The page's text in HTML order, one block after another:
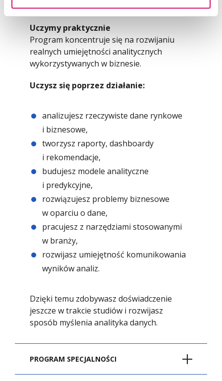
na konkretne rekomendacje biznesowe.
Uczymy praktycznie
Program koncentruje się na rozwijaniu
realnych umiejętności analitycznych
wykorzystywanych w biznesie.
Uczysz się poprzez działanie:
analizujesz rzeczywiste dane rynkowe
i biznesowe,
tworzysz raporty, dashboardy
i rekomendacje,
budujesz modele analityczne
i predykcyjne,
rozwiązujesz problemy biznesowe
w oparciu o dane,
pracujesz z narzędziami stosowanymi
w branży,
rozwijasz umiejętność komunikowania
wyników analiz.
Dzięki temu zdobywasz doświadczenie
jeszcze w trakcie studiów i rozwijasz
sposób myślenia analityka danych.
PROGRAM SPECJALNOŚCI